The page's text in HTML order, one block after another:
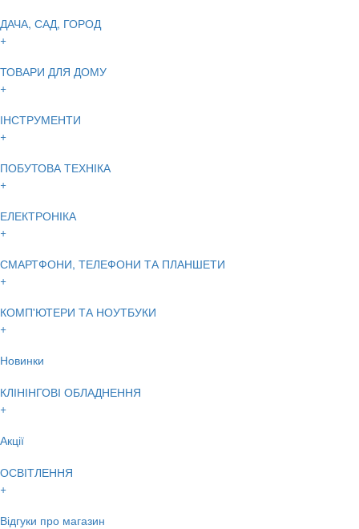
ДАЧА, САД, ГОРОД
+
ТОВАРИ ДЛЯ ДОМУ
+
ІНСТРУМЕНТИ
+
ПОБУТОВА ТЕХНІКА
+
ЕЛЕКТРОНІКА
+
СМАРТФОНИ, ТЕЛЕФОНИ ТА ПЛАНШЕТИ
+
КОМП'ЮТЕРИ ТА НОУТБУКИ
+
Новинки
КЛІНІНГОВІ ОБЛАДНЕННЯ
+
Акції
ОСВІТЛЕННЯ
+
Відгуки про магазин